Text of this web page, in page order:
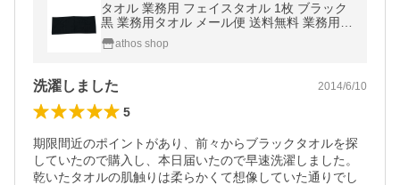
タオル 業務用 フェイスタオル 1枚 ブラック
黒 業務用タオル メール便 送料無料 業務用タ
オル 美容室タオル エステサロン
athos shop
洗濯しました 2014/6/10
5
期限間近のポイントがあり、前々からブラックタオルを探
していたので購入し、本日届いたので早速洗濯しました。
乾いたタオルの肌触りは柔らかくて想像していた通りでし